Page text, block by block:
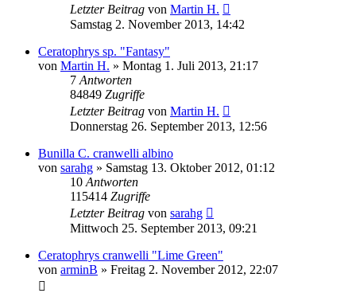
Letzter Beitrag von Martin H.
Samstag 2. November 2013, 14:42
Ceratophrys sp. "Fantasy"
von Martin H. » Montag 1. Juli 2013, 21:17
7 Antworten
84849 Zugriffe
Letzter Beitrag von Martin H.
Donnerstag 26. September 2013, 12:56
Bunilla C. cranwelli albino
von sarahg » Samstag 13. Oktober 2012, 01:12
10 Antworten
115414 Zugriffe
Letzter Beitrag von sarahg
Mittwoch 25. September 2013, 09:21
Ceratophrys cranwelli "Lime Green"
von arminB » Freitag 2. November 2012, 22:07